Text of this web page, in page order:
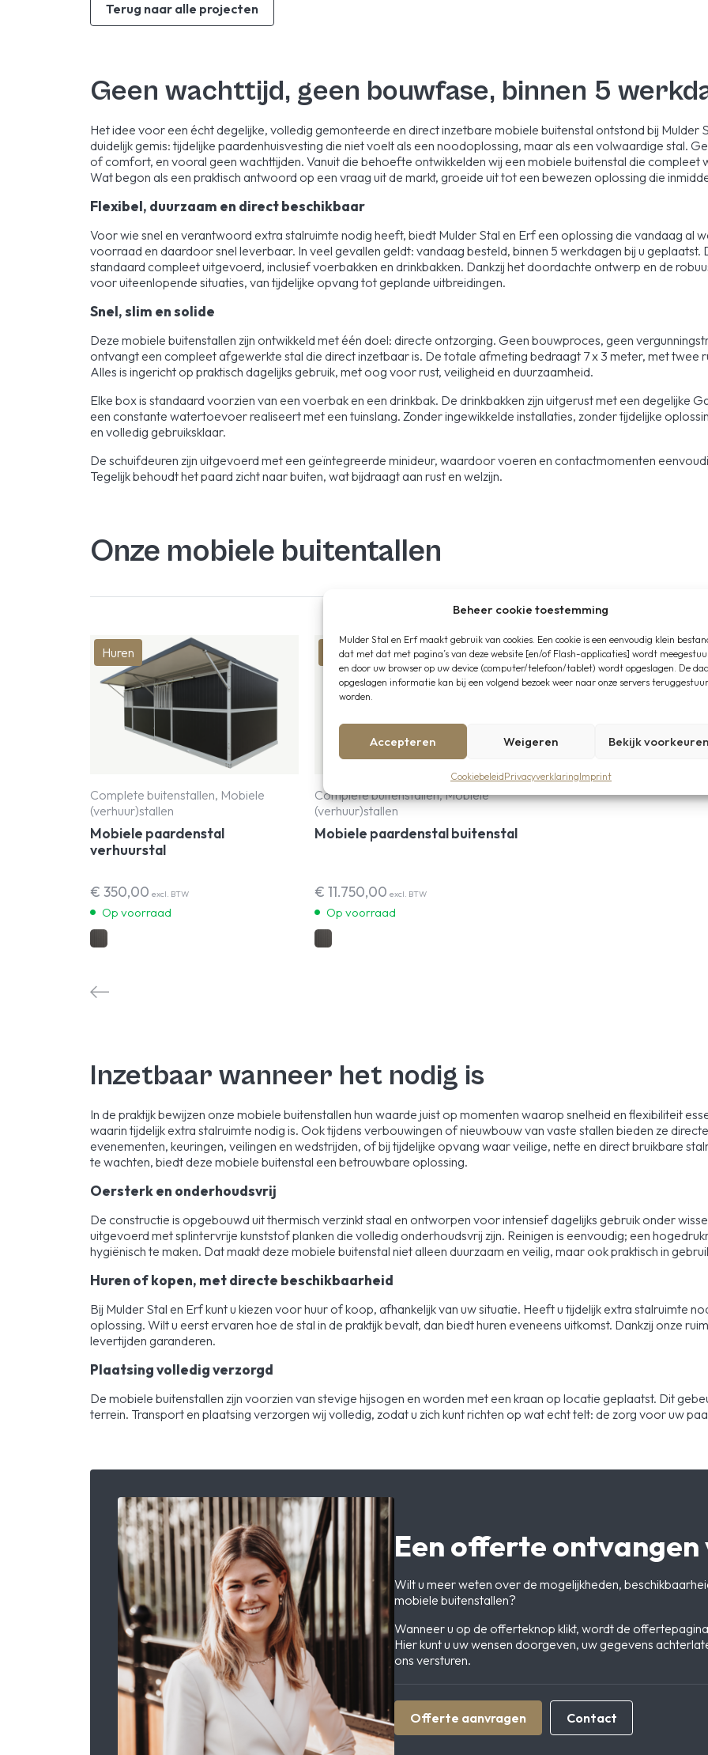
Beheer cookie toestemming
Mulder Stal en Erf maakt gebruik van cookies. Een cookie is een eenvoudig klein
dat met dat met pagina’s van deze website [en/of Flash-applicaties] wordt
en door uw browser op uw device (computer/telefoon/tablet) wordt opgeslagen. De
opgeslagen informatie kan bij een volgend bezoek weer naar onze servers
worden.
Accepteren Weigeren Bekijk
CookiebeleidPrivacyverklaringImprint
Terug naar alle projecten
Geen wachttijd, geen bouwfase, binnen 5
Het idee voor een écht degelijke, volledig gemonteerde en direct inzetbare mobiele buitenstal ontstond bij Mulder
duidelijk gemis: tijdelijke paardenhuisvesting die niet voelt als een noodoplossing, maar als een volwaardige stal.
of comfort, en vooral geen wachttijden. Vanuit die behoefte ontwikkelden wij een mobiele buitenstal die compleet
Wat begon als een praktisch antwoord op een vraag uit de markt, groeide uit tot een bewezen oplossing die
Flexibel, duurzaam en direct beschikbaar
Voor wie snel en verantwoord extra stalruimte nodig heeft, biedt Mulder Stal en Erf een oplossing die vandaag al
voorraad en daardoor snel leverbaar. In veel gevallen geldt: vandaag besteld, binnen 5 werkdagen bij u
standaard compleet uitgevoerd, inclusief voerbakken en drinkbakken. Dankzij het doordachte ontwerp en de
voor uiteenlopende situaties, van tijdelijke opvang tot geplande uitbreidingen.
Snel, slim en solide
Deze mobiele buitenstallen zijn ontwikkeld met één doel: directe ontzorging. Geen bouwproces, geen
ontvangt een compleet afgewerkte stal die direct inzetbaar is. De totale afmeting bedraagt 7 x 3 meter, met
Alles is ingericht op praktisch dagelijks gebruik, met oog voor rust, veiligheid en duurzaamheid.
Elke box is standaard voorzien van een voerbak en een drinkbak. De drinkbakken zijn uitgerust met een degelijke
een constante watertoevoer realiseert met een tuinslang. Zonder ingewikkelde installaties, zonder tijdelijke
en volledig gebruiksklaar.
De schuifdeuren zijn uitgevoerd met een geïntegreerde minideur, waardoor voeren en contactmomenten
Tegelijk behoudt het paard zicht naar buiten, wat bijdraagt aan rust en welzijn.
Onze mobiele buitentallen
Huren
Complete buitenstallen, Mobiele
(verhuur)stallen
Mobiele paardenstal
verhuurstal
€ 350,00 excl. BTW
Op voorraad
Kopen
Complete buitenstallen, Mobiele
(verhuur)stallen
Mobiele paardenstal buitenstal
€ 11.750,00 excl. BTW
Op voorraad
Inzetbaar wanneer het nodig is
In de praktijk bewijzen onze mobiele buitenstallen hun waarde juist op momenten waarop snelheid en flexibiliteit
waarin tijdelijk extra stalruimte nodig is. Ook tijdens verbouwingen of nieuwbouw van vaste stallen bieden ze
evenementen, keuringen, veilingen en wedstrijden, of bij tijdelijke opvang waar veilige, nette en direct bruikbare
te wachten, biedt deze mobiele buitenstal een betrouwbare oplossing.
Oersterk en onderhoudsvrij
De constructie is opgebouwd uit thermisch verzinkt staal en ontworpen voor intensief dagelijks gebruik onder
uitgevoerd met splintervrije kunststof planken die volledig onderhoudsvrij zijn. Reinigen is eenvoudig; een
hygiënisch te maken. Dat maakt deze mobiele buitenstal niet alleen duurzaam en veilig, maar ook praktisch in
Huren of kopen, met directe beschikbaarheid
Bij Mulder Stal en Erf kunt u kiezen voor huur of koop, afhankelijk van uw situatie. Heeft u tijdelijk extra stalruimte
oplossing. Wilt u eerst ervaren hoe de stal in de praktijk bevalt, dan biedt huren eveneens uitkomst. Dankzij onze
levertijden garanderen.
Plaatsing volledig verzorgd
De mobiele buitenstallen zijn voorzien van stevige hijsogen en worden met een kraan op locatie geplaatst. Dit
terrein. Transport en plaatsing verzorgen wij volledig, zodat u zich kunt richten op wat echt telt: de zorg voor uw
Een offerte ontvangen
Wilt u meer weten over de mogelijkheden,
mobiele buitenstallen?
Wanneer u op de offerteknop klikt, wordt de
Hier kunt u uw wensen doorgeven, uw gegevens
ons versturen.
Offerte aanvragen Contact